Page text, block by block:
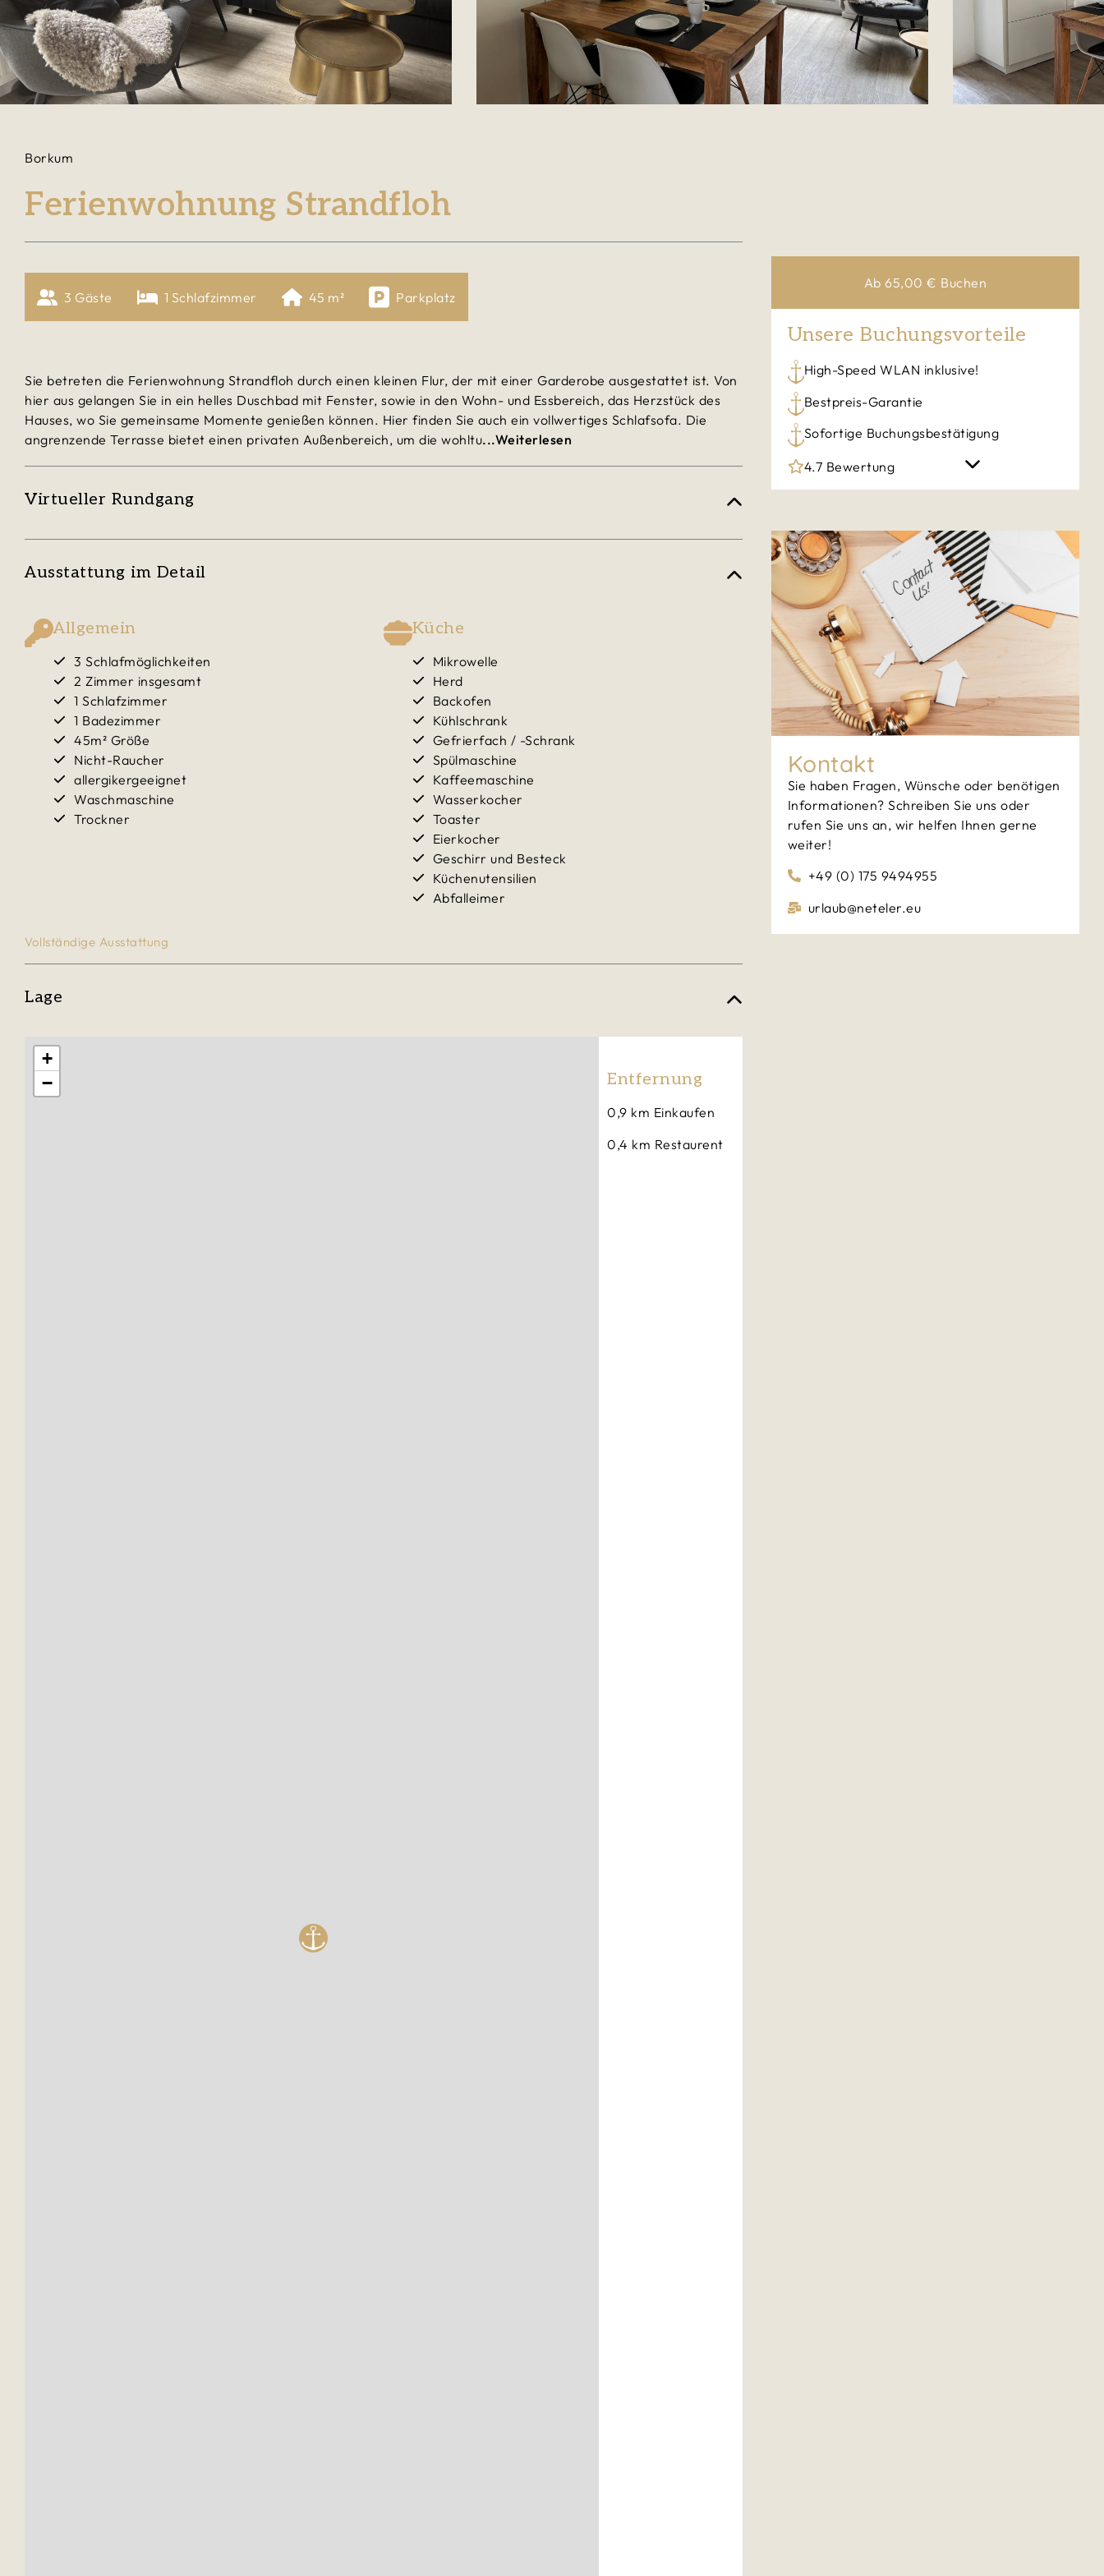
Borkum
Ferienwohnung Strandfloh
3 Gäste 1 Schlafzimmer 45 m² Parkplatz
Sie betreten die Ferienwohnung Strandfloh durch einen kleinen Flur, der mit einer Garderobe ausgestattet ist. Von
hier aus gelangen Sie in ein helles Duschbad mit Fenster, sowie in den Wohn- und Essbereich, das Herzstück des
Hauses, wo Sie gemeinsame Momente genießen können. Hier finden Sie auch ein vollwertiges Schlafsofa. Die
angrenzende Terrasse bietet einen privaten Außenbereich, um die wohltu...Weiterlesen
Virtueller Rundgang
Ausstattung im Detail
Allgemein
3 Schlafmöglichkeiten
2 Zimmer insgesamt
1 Schlafzimmer
1 Badezimmer
45m² Größe
Nicht-Raucher
allergikergeeignet
Waschmaschine
Trockner
Küche
Mikrowelle
Herd
Backofen
Kühlschrank
Gefrierfach / -Schrank
Spülmaschine
Kaffeemaschine
Wasserkocher
Toaster
Eierkocher
Geschirr und Besteck
Küchenutensilien
Abfalleimer
Vollständige Ausstattung
Lage
+
−
Entfernung
0,9 km Einkaufen
0,4 km Restaurent
Ab65,00 € Buchen
Unsere Buchungsvorteile
High-Speed WLAN inklusive!
Bestpreis-Garantie
Sofortige Buchungsbestätigung
4.7 Bewertung
Kontakt
Sie haben Fragen, Wünsche oder benötigen
Informationen? Schreiben Sie uns oder
rufen Sie uns an, wir helfen Ihnen gerne
weiter!
+49 (0) 175 9494955
urlaub@neteler.eu